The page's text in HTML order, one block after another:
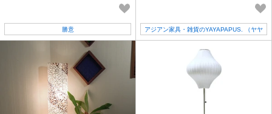
勝意
アジアン家具・雑貨のYAYAPAPUS. （ヤヤ
パプス）